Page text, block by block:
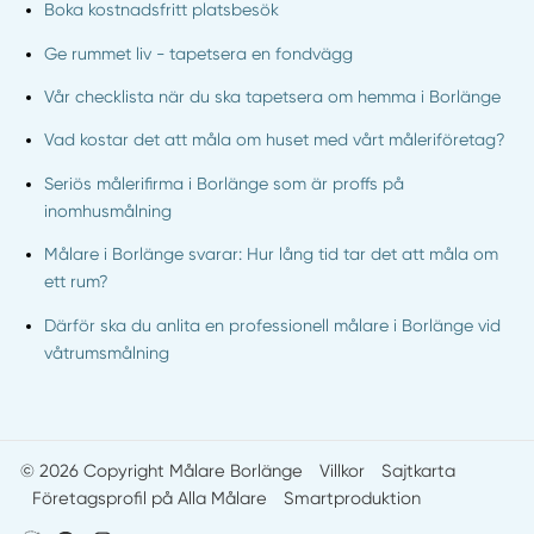
Boka kostnadsfritt platsbesök
Ge rummet liv - tapetsera en fondvägg
Vår checklista när du ska tapetsera om hemma i Borlänge
Vad kostar det att måla om huset med vårt måleriföretag?
Seriös målerifirma i Borlänge som är proffs på
inomhusmålning
Målare i Borlänge svarar: Hur lång tid tar det att måla om
ett rum?
Därför ska du anlita en professionell målare i Borlänge vid
våtrumsmålning
© 2026 Copyright Målare Borlänge Villkor
Sajtkarta
Företagsprofil på Alla Målare
Smartproduktion